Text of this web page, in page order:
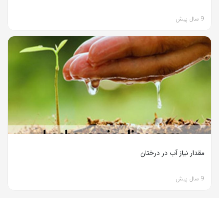
9 سال پیش
مقدار نیاز آب در درختان
9 سال پیش